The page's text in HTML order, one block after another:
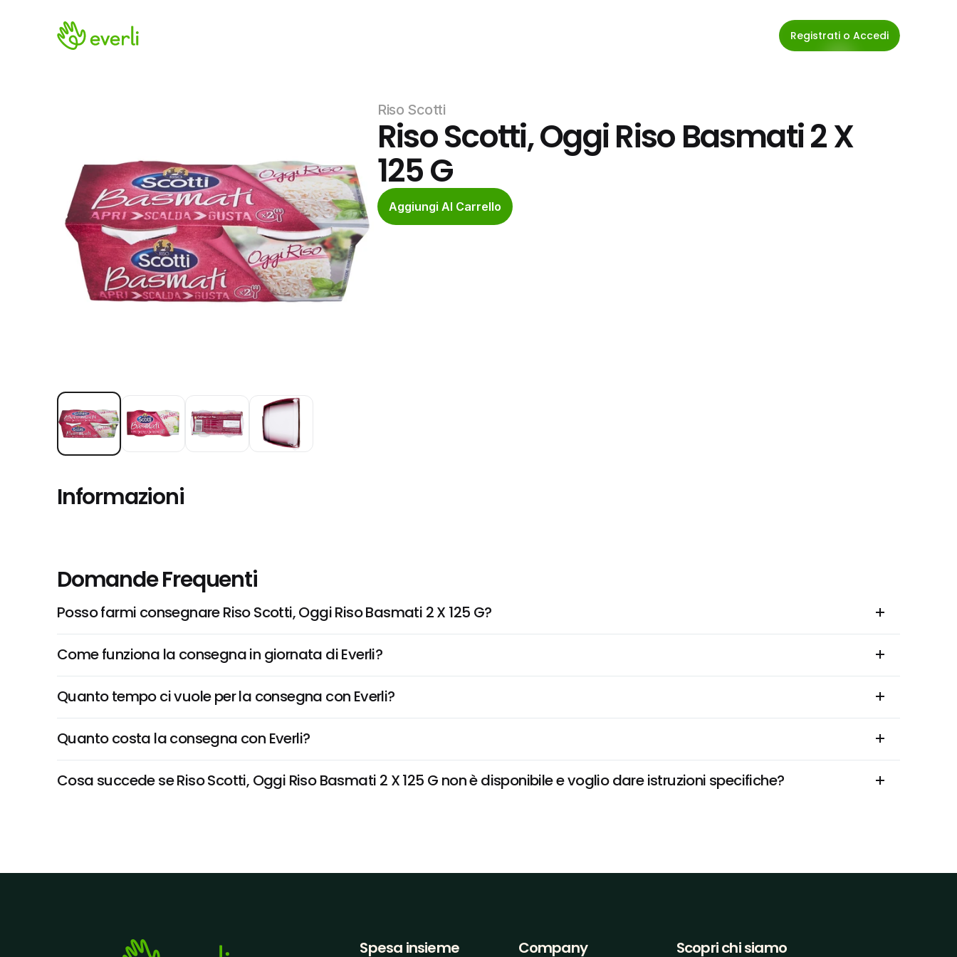
Registrati o Accedi
Riso Scotti
Riso Scotti, Oggi Riso Basmati 2 X
125 G
Aggiungi Al Carrello
Informazioni
Domande Frequenti
Posso farmi consegnare Riso Scotti, Oggi Riso Basmati 2 X 125 G?
Come funziona la consegna in giornata di Everli?
Quanto tempo ci vuole per la consegna con Everli?
Quanto costa la consegna con Everli?
Cosa succede se Riso Scotti, Oggi Riso Basmati 2 X 125 G non è disponibile e voglio dare istruzioni specifiche?
Spesa insieme Company Scopri chi siamo